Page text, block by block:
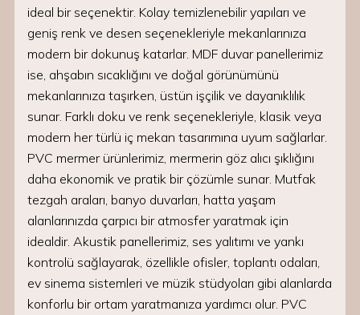
ideal bir seçenektir. Kolay temizlenebilir yapıları ve
geniş renk ve desen seçenekleriyle mekanlarınıza
modern bir dokunuş katarlar. MDF duvar panellerimiz
ise, ahşabın sıcaklığını ve doğal görünümünü
mekanlarınıza taşırken, üstün işçilik ve dayanıklılık
sunar. Farklı doku ve renk seçenekleriyle, klasik veya
modern her türlü iç mekan tasarımına uyum sağlarlar.
PVC mermer ürünlerimiz, mermerin göz alıcı şıklığını
daha ekonomik ve pratik bir çözümle sunar. Mutfak
tezgah araları, banyo duvarları, hatta yaşam
alanlarınızda çarpıcı bir atmosfer yaratmak için
idealdir. Akustik panellerimiz, ses yalıtımı ve yankı
kontrolü sağlayarak, özellikle ofisler, toplantı odaları,
ev sinema sistemleri ve müzik stüdyoları gibi alanlarda
konforlu bir ortam yaratmanıza yardımcı olur. PVC